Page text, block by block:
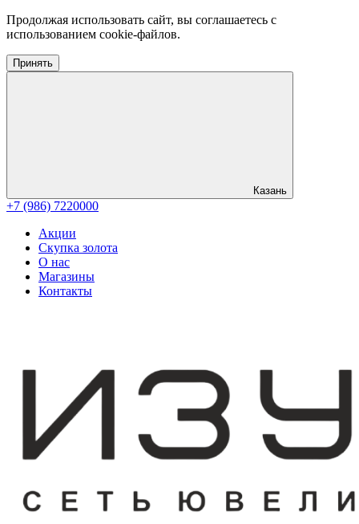
Продолжая использовать сайт, вы соглашаетесь с
использованием cookie-файлов.
Принять
Казань
+7 (986) 7220000
Акции
Скупка золота
О нас
Магазины
Контакты